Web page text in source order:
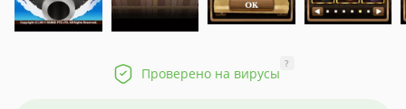
Проверено на вирусы
?